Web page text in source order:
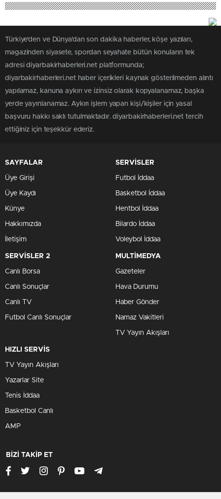
Türkiye'den ve Dünya’dan son dakika haberler, köşe yazıları,
magazinden siyasete, spordan seyahate bütün konuların tek
adresi diyarbakirhaberleri.net platformunda;
diyarbakirhaberleri.net haber içerikleri kaynak gösterilmeden alıntı
yapılamaz, kanuna aykırı ve izinsiz olarak kopyalanamaz, başka
yerde yayınlanamaz. Aykırı işlem yapan kişi/kişiler için yasal
başvuru hakkı saklı tutulmaktadır. diyarbakirhaberleri.net tercih
ettiğiniz için teşekkür ederiz.
SAYFALAR
Üye Girişi
Üye Kaydı
Künye
Hakkımızda
İletişim
SERVİSLER
Futbol İddaa
Basketbol İddaa
Hentbol İddaa
Bilardo İddaa
Voleybol İddaa
SERVİSLER 2
Canlı Borsa
Canlı Sonuçlar
Canlı TV
Futbol Canlı Sonuçlar
MULTİMEDYA
Gazeteler
Hava Durumu
Haber Gönder
Namaz Vakitleri
TV Yayın Akışları
HIZLI SERVİS
TV Yayın Akışları
Yazarlar Site
Tenis İddaa
Basketbol Canlı
AMP
BİZİ TAKİP ET